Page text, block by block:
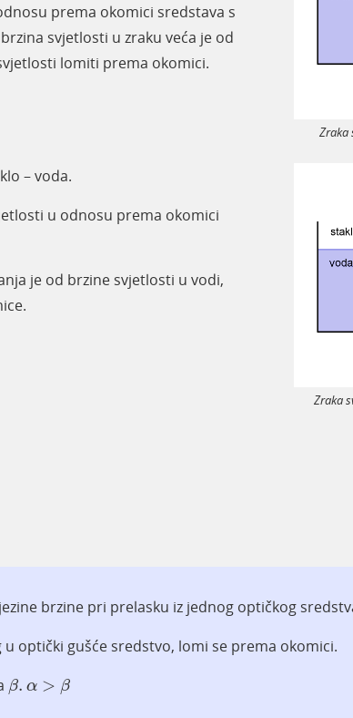
Zraka
prema okomici sredstava s
svjetlosti u zraku veća je od
lomiti prema okomici.
Zraka
–voda.
u odnosu prema okomici
je od brzine svjetlosti u vodi,
brzine pri prelasku iz jednog optičkog
optički gušće sredstvo, lomi se prema okomici.
β.
β α > β
α>β